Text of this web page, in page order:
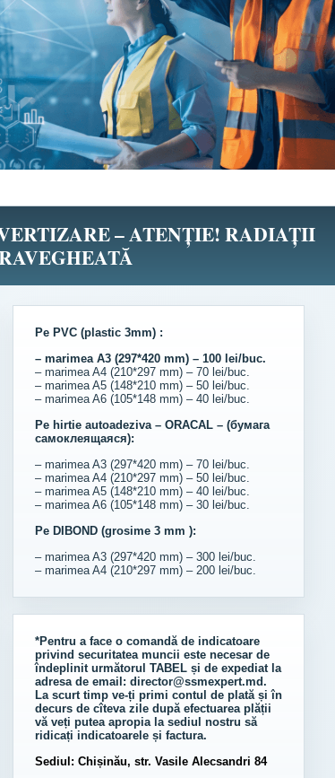
– ATENȚIE! RADIAȚII
Pe PVC (plastic 3mm) :
– marimea A3 (297*420 mm) – 100 lei/buc.
– marimea A4 (210*297 mm) – 70 lei/buc.
– marimea A5 (148*210 mm) – 50 lei/buc.
– marimea A6 (105*148 mm) – 40 lei/buc.
Pe hirtie autoadeziva – ORACAL – (бумага
самоклеящаяся):
– marimea A3 (297*420 mm) – 70 lei/buc.
– marimea A4 (210*297 mm) – 50 lei/buc.
– marimea A5 (148*210 mm) – 40 lei/buc.
– marimea A6 (105*148 mm) – 30 lei/buc.
Pe DIBOND (grosime 3 mm ):
– marimea A3 (297*420 mm) – 300 lei/buc.
– marimea A4 (210*297 mm) – 200 lei/buc.
*Pentru a face o comandă de indicatoare
privind securitatea muncii este necesar de
îndeplinit următorul TABELși de expediat la
adresa de email: director@ssmexpert.md.
La scurt timp ve-ți primi contul de plată și în
decurs de cîteva zile după efectuarea plății
vă veți putea apropia la sediul nostru să
ridicați indicatoarele și factura.
Sediul: Chișinău, str. Vasile Alecsandri 84